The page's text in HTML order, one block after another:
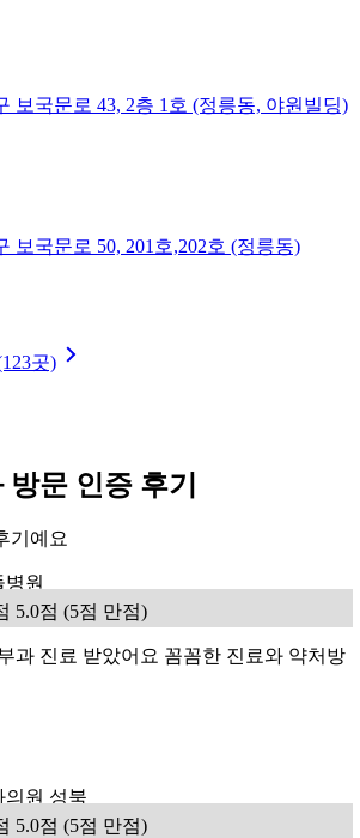
보국문로 43, 2층 1호 (정릉동, 야원빌딩)
보국문로 50, 201호,202호 (정릉동)
곳)
문 인증 후기
기예요
병원
5.0점 (5점 만점)
과 진료 받았어요 꼼꼼한 진료와 약처방
의원 성북
5.0점 (5점 만점)